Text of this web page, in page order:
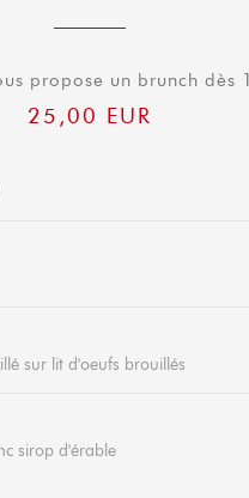
propose un brunch dès
25,00 EUR
sur lit d'oeufs brouillés
sirop d'érable